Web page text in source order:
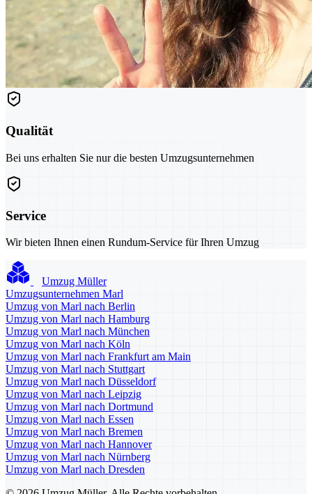
Qualität
Bei uns erhalten Sie nur die besten Umzugsunternehmen
Service
Wir bieten Ihnen einen Rundum-Service für Ihren Umzug
Umzug Müller
Umzugsunternehmen Marl
Umzug von Marl nach Berlin
Umzug von Marl nach Hamburg
Umzug von Marl nach München
Umzug von Marl nach Köln
Umzug von Marl nach Frankfurt am Main
Umzug von Marl nach Stuttgart
Umzug von Marl nach Düsseldorf
Umzug von Marl nach Leipzig
Umzug von Marl nach Dortmund
Umzug von Marl nach Essen
Umzug von Marl nach Bremen
Umzug von Marl nach Hannover
Umzug von Marl nach Nürnberg
Umzug von Marl nach Dresden